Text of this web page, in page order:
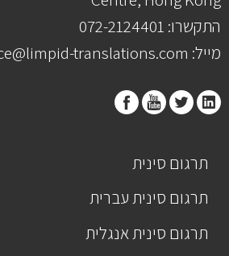
התקשרו: 072-2124401
מייל: service@limpid-translations.com
תרגום סינית
תרגום סינית עברית
תרגום סינית אנגלית